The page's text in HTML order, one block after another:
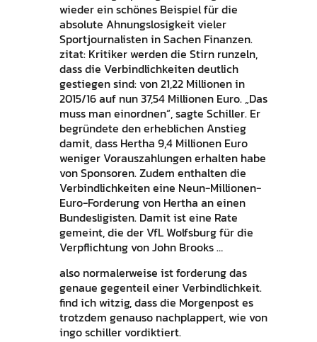
wieder ein schönes Beispiel für die
absolute Ahnungslosigkeit vieler
Sportjournalisten in Sachen Finanzen.
zitat: Kritiker werden die Stirn runzeln,
dass die Verbindlichkeiten deutlich
gestiegen sind: von 21,22 Millionen in
2015/16 auf nun 37,54 Millionen Euro. „Das
muss man einordnen“, sagte Schiller. Er
begründete den erheblichen Anstieg
damit, dass Hertha 9,4 Millionen Euro
weniger Vorauszahlungen erhalten habe
von Sponsoren. Zudem enthalten die
Verbindlichkeiten eine Neun-Millionen-
Euro-Forderung von Hertha an einen
Bundesligisten. Damit ist eine Rate
gemeint, die der VfL Wolfsburg für die
Verpflichtung von John Brooks …
also normalerweise ist forderung das
genaue gegenteil einer Verbindlichkeit.
find ich witzig, dass die Morgenpost es
trotzdem genauso nachplappert, wie von
ingo schiller vordiktiert.